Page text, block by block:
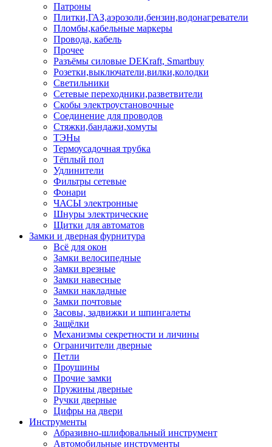
Патроны
Плитки,ГАЗ,аэрозоли,бензин,водонагреватели
Пломбы,кабельные маркеры
Провода, кабель
Прочее
Разъёмы силовые DEKraft, Smartbuy
Розетки,выключатели,вилки,колодки
Светильники
Сетевые переходники,разветвители
Скобы электроустановочные
Соединение для проводов
Стяжки,бандажи,хомуты
ТЭНы
Термоусадочная трубка
Тёплый пол
Удлинители
Фильтры сетевые
Фонари
ЧАСЫ электронные
Шнуры электрические
Щитки для автоматов
Замки и дверная фурнитура
Всё для окон
Замки велосипедные
Замки врезные
Замки навесные
Замки накладные
Замки почтовые
Засовы, задвижки и шпингалеты
Защёлки
Механизмы секретности и личины
Ограничители дверные
Петли
Проушины
Прочие замки
Пружины дверные
Ручки дверные
Цифры на двери
Инструменты
Абразивно-шлифовальный инструмент
Автомобильные инструменты